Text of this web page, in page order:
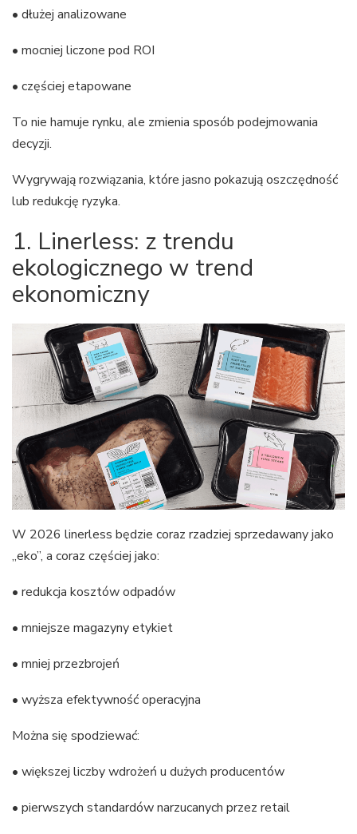
• dłużej analizowane
• mocniej liczone pod ROI
• częściej etapowane
To nie hamuje rynku, ale zmienia sposób podejmowania
decyzji.
Wygrywają rozwiązania, które jasno pokazują oszczędność
lub redukcję ryzyka.
1. Linerless: z trendu
ekologicznego w trend
ekonomiczny
W 2026 linerless będzie coraz rzadziej sprzedawany jako
„eko”, a coraz częściej jako:
• redukcja kosztów odpadów
• mniejsze magazyny etykiet
• mniej przezbrojeń
• wyższa efektywność operacyjna
Można się spodziewać:
• większej liczby wdrożeń u dużych producentów
• pierwszych standardów narzucanych przez retail